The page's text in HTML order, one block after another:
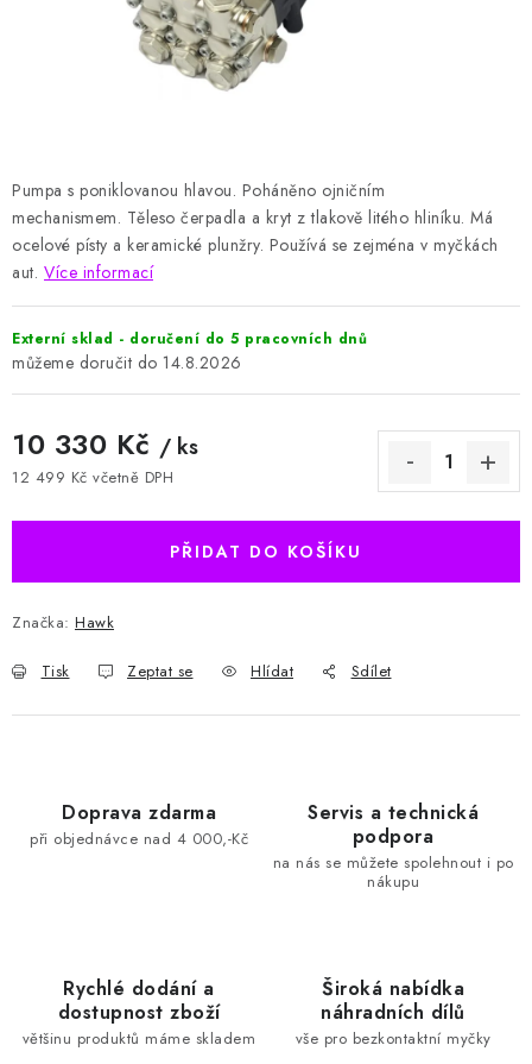
Jak nakupovat O nás
Pumpa s poniklovanou hlavou. Poháněno ojničním
mechanismem. Těleso čerpadla a kryt z tlakově litého hliníku. Má
ocelové písty a keramické plunžry. Používá se zejména v myčkách
aut. Více informací
Externí sklad - doručení do 5 pracovních dnů
14.8.2026
10 330 Kč / ks
12 499 Kč včetně DPH
PŘIDAT DO KOŠÍKU
Značka: Hawk
Tisk Zeptat se Hlídat Sdílet
Doprava zdarma
při objednávce nad 4 000,-Kč
Servis a technická
podpora
na nás se můžete spolehnout i po
nákupu
Rychlé dodání a
dostupnost zboží
většinu produktů máme skladem
Široká nabídka
náhradních dílů
vše pro bezkontaktní myčky